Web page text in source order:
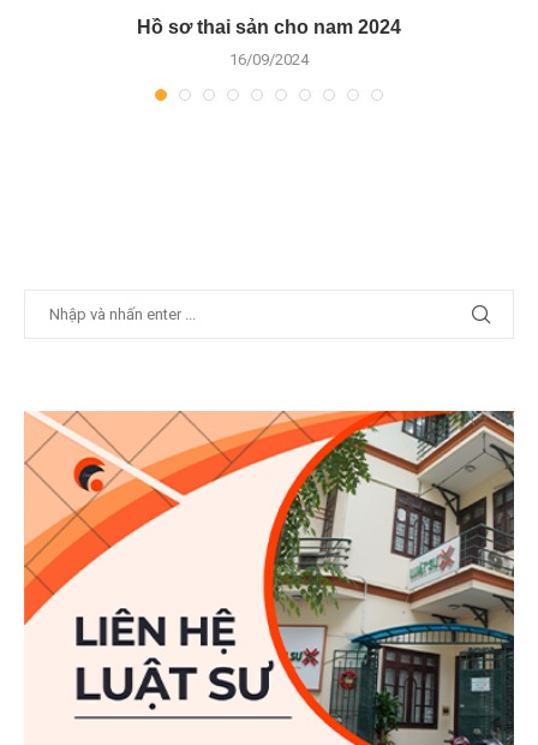
Hồ sơ thai sản cho nam 2024
16/09/2024